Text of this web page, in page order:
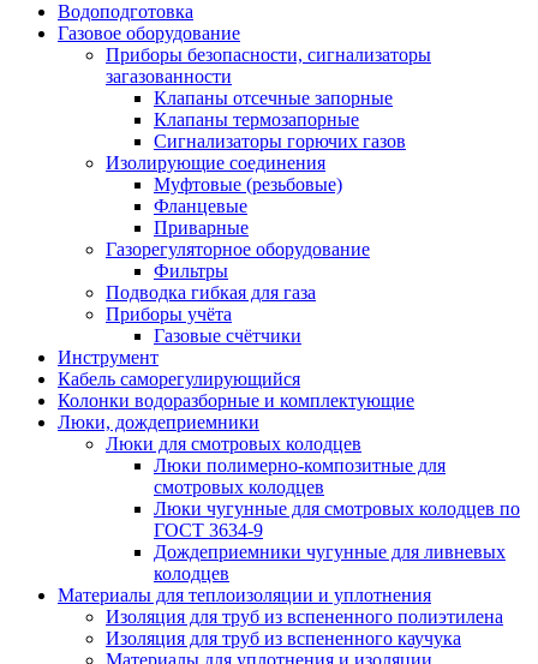
Водоподготовка
Газовое оборудование
Приборы безопасности, сигнализаторы
загазованности
Клапаны отсечные запорные
Клапаны термозапорные
Сигнализаторы горючих газов
Изолирующие соединения
Муфтовые (резьбовые)
Фланцевые
Приварные
Газорегуляторное оборудование
Фильтры
Подводка гибкая для газа
Приборы учёта
Газовые счётчики
Инструмент
Кабель саморегулирующийся
Колонки водоразборные и комплектующие
Люки, дождеприемники
Люки для смотровых колодцев
Люки полимерно-композитные для
смотровых колодцев
Люки чугунные для смотровых колодцев по
ГОСТ 3634-9
Дождеприемники чугунные для ливневых
колодцев
Материалы для теплоизоляции и уплотнения
Изоляция для труб из вспененного полиэтилена
Изоляция для труб из вспененного каучука
Материалы для уплотнения и изоляции